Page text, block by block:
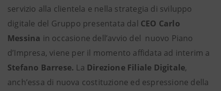
servizio alla clientela e nella strategia di sviluppo
digitale del Gruppo presentata dal CEO Carlo
Messina in occasione dell’avvio del nuovo Piano
d’Impresa, viene per il momento affidata ad interim a
Stefano Barrese. La Direzione Filiale Digitale,
anch’essa di nuova costituzione ed espressione della